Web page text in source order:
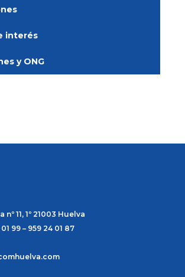
interés
y ONG
11, 1º 21003 Huelva
99 – 959 24 01 87